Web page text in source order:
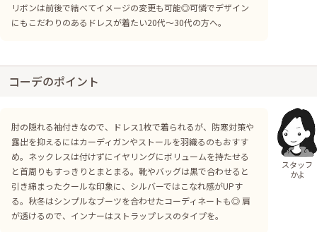
リボンは前後で結べてイメージの変更も可能◎可憐でデザイン
にもこだわりのあるドレスが着たい20代〜30代の方へ。
コーデのポイント
肘の隠れる袖付きなので、ドレス1枚で着られるが、防寒対策や
露出を抑えるにはカーディガンやストールを羽織るのもおすす
め。ネックレスは付けずにイヤリングにボリュームを持たせる
と首周りもすっきりとまとまる。靴やバッグは黒で合わせると
引き締まったクールな印象に、シルバーではこなれ感がUPす
る。秋冬はシンプルなブーツを合わせたコーディネートも◎ 肩
が透けるので、インナーはストラップレスのタイプを。
スタッフ
かよ